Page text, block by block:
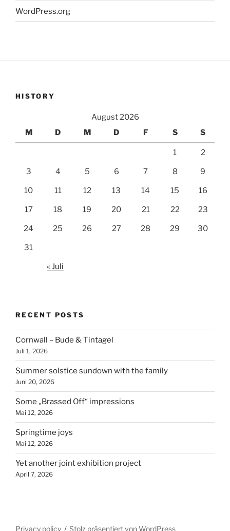
WordPress.org
HISTORY
August 2026
M
D M D F S S
1 2
3 4 5 6 7 8 9
10 11 12 13 14 15 16
17 18 19 20 21 22 23
24 25 26 27 28 29 30
31
« Juli
RECENT POSTS
Cornwall – Bude & Tintagel
Juli 1, 2026
Summer solstice sundown with the family
Juni 20, 2026
Some „Brassed Off“ impressions
Mai 12, 2026
Springtime joys
Mai 12, 2026
Yet another joint exhibition project
April 7, 2026
Privacy policy Stolz präsentiert von WordPress